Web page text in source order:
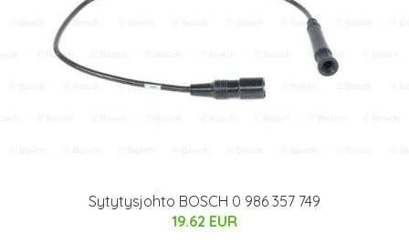
Sytytysjohto BOSCH 0 986 357 749
19.62 EUR